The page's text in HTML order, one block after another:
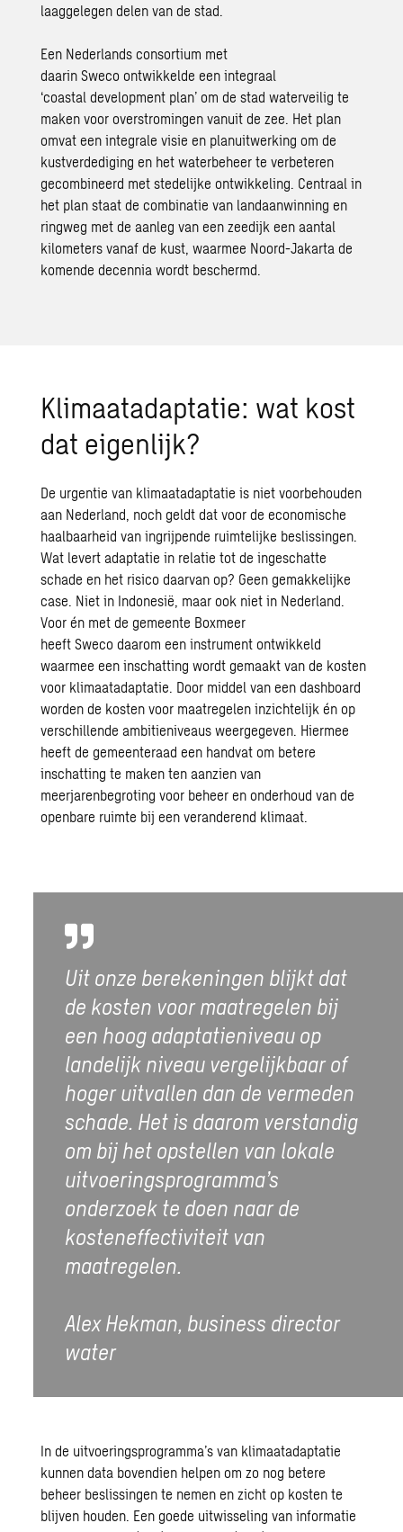
laaggelegen delen van de stad.
Een Nederlands consortium met
daarinSweco ontwikkelde een integraal
‘coastal development plan’ om de stad waterveilig te
maken voor overstromingen vanuit de zee. Het plan
omvat een integrale visie en planuitwerking om de
kustverdediging en het waterbeheer te verbeteren
gecombineerd met stedelijke ontwikkeling. Centraal in
het plan staat de combinatie van landaanwinning en
ringweg met de aanleg van een zeedijk een aantal
kilometers vanaf de kust, waarmee Noord-Jakarta de
komende decennia wordt beschermd.
Klimaatadaptatie: wat kost
dat eigenlijk?
De urgentie van klimaatadaptatie is niet voorbehouden
aan Nederland, noch geldt dat voor de economische
haalbaarheid van ingrijpende ruimtelijke beslissingen.
Wat levert adaptatie in relatie tot de ingeschatte
schade en het risico daarvan op? Geen gemakkelijke
case. Niet in Indonesië , maar ook niet in Nederland.
Voor én met de gemeente Boxmeer
heeftSweco daarom een instrument ontwikkeld
waarmee een inschatting wordt gemaakt van de kosten
voor klimaatadaptatie. Door middel van een dashboard
worden de kosten voor maatregelen inzichtelijk én op
verschillende ambitieniveaus weergegeven. Hiermee
heeft de gemeenteraad een handvat om betere
inschatting te maken ten aanzien van
meerjarenbegroting voor beheer en onderhoud van de
openbare ruimte bij een veranderend klimaat.
Uit onze berekeningen blijkt dat
de kosten voor maatregelen bij
een hoog adaptatieniveau op
landelijk niveau vergelijkbaar of
hoger uitvallen dan de vermeden
schade. Het is daarom verstandig
om bij het opstellen van lokale
uitvoeringsprogramma’s
onderzoek te doen naar de
kosteneffectiviteit van
maatregelen.
Alex Hekman, business director
water
In de uitvoeringsprogramma’s van klimaatadaptatie
kunnen data bovendien helpen om zo nog betere
beheer beslissingen te nemen en zicht op kosten te
blijven houden. Een goede uitwisseling van informatie